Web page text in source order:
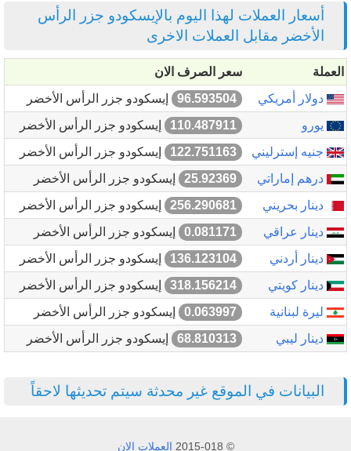
أسعار العملات لهذا اليوم بالإيسكودو جزر الرأس
الأخضر مقابل العملات الاخرى
العملة
سعر الصرف الان
دولار أمريكي
96.593504
إيسكودو جزر الرأس الأخضر
يورو
110.487911
إيسكودو جزر الرأس الأخضر
جنيه إسترليني
122.751163
إيسكودو جزر الرأس الأخضر
درهم إماراتي
25.92369
إيسكودو جزر الرأس الأخضر
دينار بحريني
256.290681
إيسكودو جزر الرأس الأخضر
دينار عراقي
0.081171
إيسكودو جزر الرأس الأخضر
دينار أردني
136.123104
إيسكودو جزر الرأس الأخضر
دينار كويتي
318.156214
إيسكودو جزر الرأس الأخضر
ليرة لبنانية
0.063997
إيسكودو جزر الرأس الأخضر
دينار ليبي
68.810313 إيسكودو جزر الرأس الأخضر
البيانات في الموقع غير محدثة سيتم تحديثها لاحقاً
© 2015-018 العملات الان